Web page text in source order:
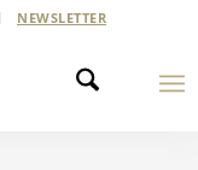
NEWSLETTER